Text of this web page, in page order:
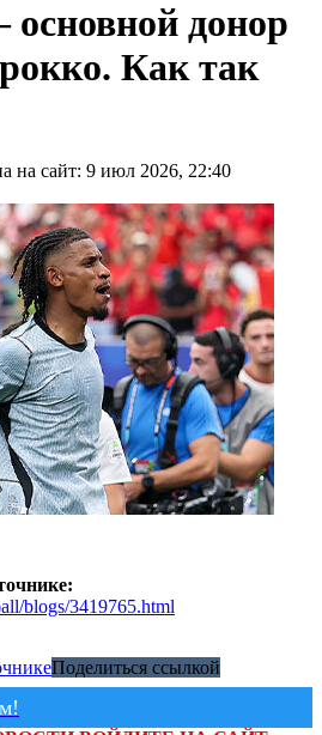
донор
Как так
на сайт: 9 июл 2026, 22:40
blogs/3419765.html
Поделиться ссылкой